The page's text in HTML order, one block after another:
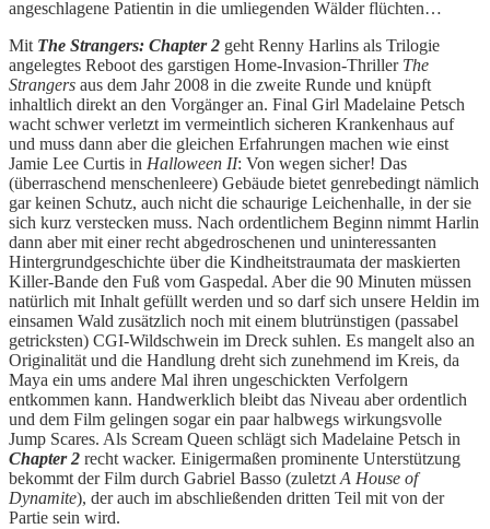
angeschlagene Patientin in die umliegenden Wälder flüchten…
Mit The Strangers: Chapter 2 geht Renny Harlins als Trilogie
angelegtes Reboot des garstigen Home-Invasion-Thriller The
Strangers aus dem Jahr 2008 in die zweite Runde und knüpft
inhaltlich direkt an den Vorgänger an. Final Girl Madelaine Petsch
wacht schwer verletzt im vermeintlich sicheren Krankenhaus auf
und muss dann aber die gleichen Erfahrungen machen wie einst
Jamie Lee Curtis in Halloween II: Von wegen sicher! Das
(überraschend menschenleere) Gebäude bietet genrebedingt nämlich
gar keinen Schutz, auch nicht die schaurige Leichenhalle, in der sie
sich kurz verstecken muss. Nach ordentlichem Beginn nimmt Harlin
dann aber mit einer recht abgedroschenen und uninteressanten
Hintergrundgeschichte über die Kindheitstraumata der maskierten
Killer-Bande den Fuß vom Gaspedal. Aber die 90 Minuten müssen
natürlich mit Inhalt gefüllt werden und so darf sich unsere Heldin im
einsamen Wald zusätzlich noch mit einem blutrünstigen (passabel
getricksten) CGI-Wildschwein im Dreck suhlen. Es mangelt also an
Originalität und die Handlung dreht sich zunehmend im Kreis, da
Maya ein ums andere Mal ihren ungeschickten Verfolgern
entkommen kann. Handwerklich bleibt das Niveau aber ordentlich
und dem Film gelingen sogar ein paar halbwegs wirkungsvolle
Jump Scares. Als Scream Queen schlägt sich Madelaine Petsch in
Chapter 2 recht wacker. Einigermaßen prominente Unterstützung
bekommt der Film durch Gabriel Basso (zuletzt A House of
Dynamite), der auch im abschließenden dritten Teil mit von der
Partie sein wird.